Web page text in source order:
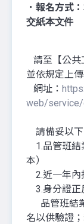
．報名方式：
交
請至【公共
並依規定上
網址：
web/service/
請備妥以下
1.品管班結
本）
2.近一年內
3.身分證正
品管班結
名以供驗證